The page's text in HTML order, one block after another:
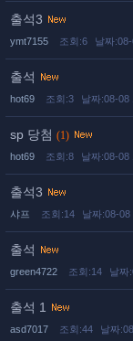
출석3
ymt7155 조회:6 날짜
출석
hot69 조회:3 날짜:08-08
sp 당첨 (1)
hot69 조회:8 날짜:08-08
출석3
샤프 조회:14 날짜:08-08
출석
green4722 조회:14 날짜
출석 1
asd7017 조회:44 날짜